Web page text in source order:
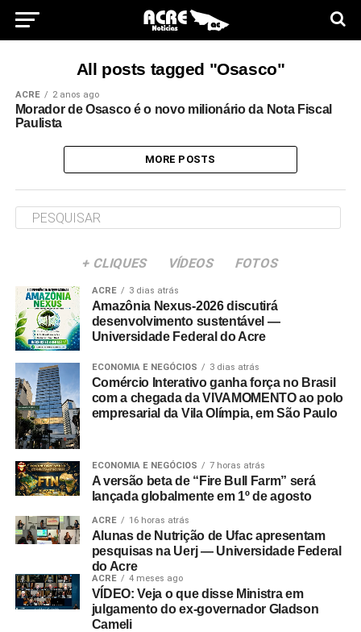
All posts tagged "Osasco"
ACRE 2 anos ago
Morador de Osasco é o novo milionário da Nota Fiscal
Paulista
MORE POSTS
+ CLIQUES VÍDEOS FOTOS
ACRE 3 dias atrás
Amazônia Nexus-2026 discutirá
desenvolvimento sustentável —
Universidade Federal do Acre
ECONOMIA E NEGÓCIOS 3 dias atrás
Comércio Interativo ganha força no Brasil
com a chegada da VIVAMOMENTO ao polo
empresarial da Vila Olímpia, em São Paulo
ECONOMIA E NEGÓCIOS 7 horas atrás
A versão beta de “Fire Bull Farm” será
lançada globalmente em 1º de agosto
ACRE 16 horas atrás
Alunas de Nutrição de Ufac apresentam
pesquisas na Uerj — Universidade Federal
do Acre
ACRE 4 meses ago
VÍDEO: Veja o que disse Ministra em
julgamento do ex-governador Gladson
Cameli